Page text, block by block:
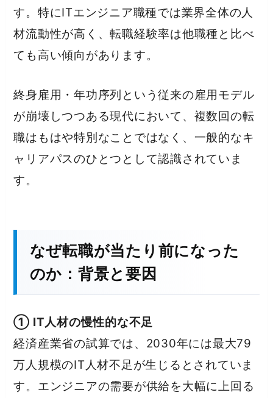
す。特にITエンジニア職種では業界全体の人
材流動性が高く、転職経験率は他職種と比べ
ても高い傾向があります。
終身雇用・年功序列という従来の雇用モデル
が崩壊しつつある現代において、複数回の転
職はもはや特別なことではなく、一般的なキ
ャリアパスのひとつとして認識されていま
す。
なぜ転職が当たり前になった
のか：背景と要因
① IT人材の慢性的な不足
経済産業省の試算では、2030年には最大79
万人規模のIT人材不足が生じるとされていま
す。エンジニアの需要が供給を大幅に上回る